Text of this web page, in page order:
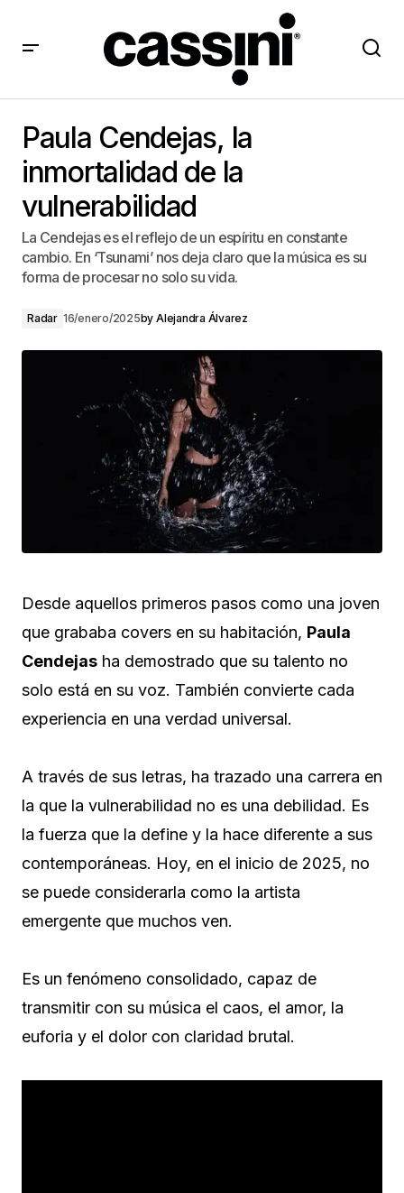
Paula Cendejas, la
inmortalidad de la
vulnerabilidad
La Cendejas es el reflejo de un espíritu en constante
cambio. En ‘Tsunami’ nos deja claro que la música es su
forma de procesar no solo su vida.
Radar 16/enero/2025by Alejandra Álvarez
Desde aquellos primeros pasos como una joven
que grababa covers en su habitación, Paula
Cendejas ha demostrado que su talento no
solo está en su voz. También convierte cada
experiencia en una verdad universal.
A través de sus letras, ha trazado una carrera en
la que la vulnerabilidad no es una debilidad. Es
la fuerza que la define y la hace diferente a sus
contemporáneas. Hoy, en el inicio de 2025, no
se puede considerarla como la artista
emergente que muchos ven.
Es un fenómeno consolidado, capaz de
transmitir con su música el caos, el amor, la
euforia y el dolor con claridad brutal.